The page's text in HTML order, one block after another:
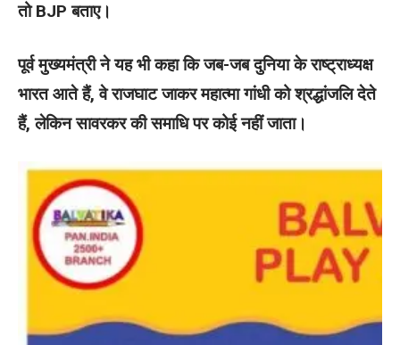
तो BJP बताए।
पूर्व मुख्यमंत्री ने यह भी कहा कि जब-जब दुनिया के राष्ट्राध्यक्ष
भारत आते हैं, वे राजघाट जाकर महात्मा गांधी को श्रद्धांजलि देते
हैं, लेकिन सावरकर की समाधि पर कोई नहीं जाता।